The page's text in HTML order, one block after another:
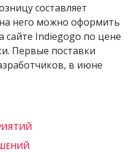
составляет
него можно оформить
сайте Indiegogo по цене
Первые поставки
в июне